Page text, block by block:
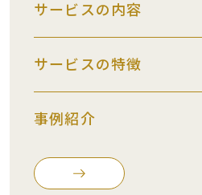
サービスの内容
サービスの特徴
事例紹介